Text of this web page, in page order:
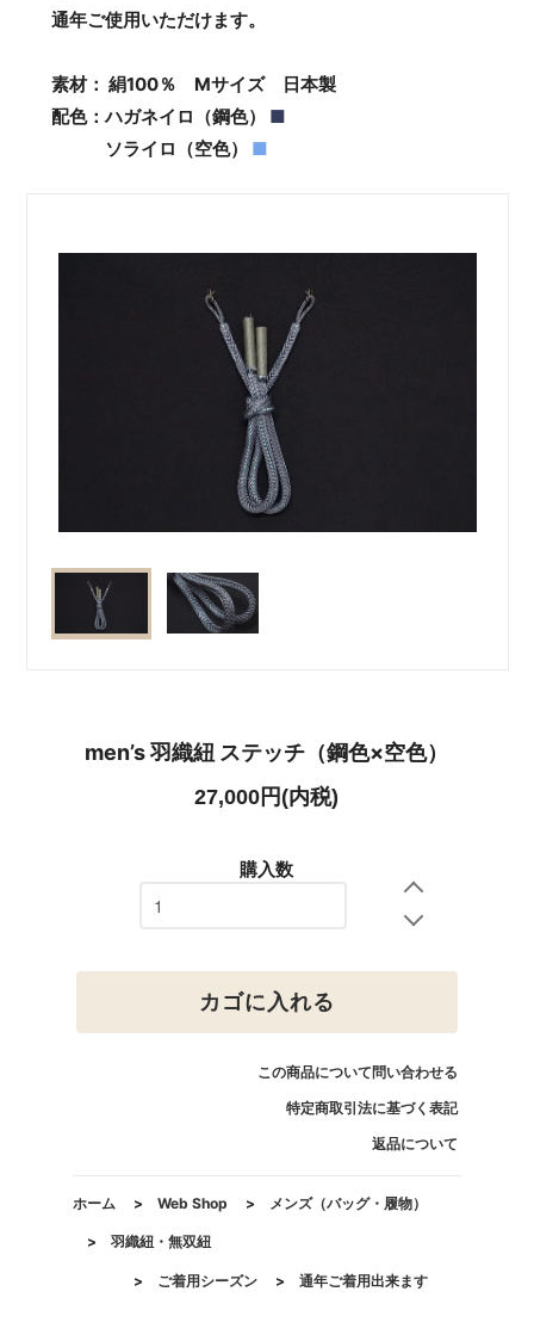
通年ご使用いただけます。
素材： 絹100％ Mサイズ 日本製
配色：ハガネイロ（鋼色）
■
ソライロ（空色）
■
men’s 羽織紐 ステッチ（鋼色×空色）
27,000円(内税)
購入数
カゴに入れる
この商品について問い合わせる
特定商取引法に基づく表記
返品について
ホーム > Web Shop > メンズ（バッグ・履物）
> 羽織紐・無双紐
> ご着用シーズン > 通年ご着用出来ます